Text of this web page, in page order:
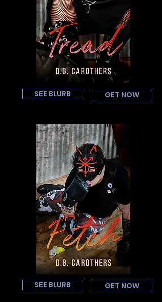
SEE BLURB GET NOW
SEE BLURB GET NOW